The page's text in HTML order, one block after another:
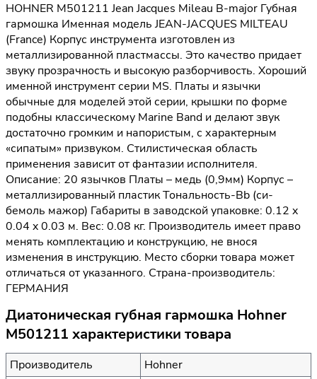
HOHNER M501211 Jean Jacques Mileau B-major Губная
гармошка Именная модель JEAN-JACQUES MILTEAU
(France) Корпус инструмента изготовлен из
металлизированной пластмассы. Это качество придает
звуку прозрачность и высокую разборчивость. Хороший
именной инструмент серии MS. Платы и язычки
обычные для моделей этой серии, крышки по форме
подобны классическому Marine Band и делают звук
достаточно громким и напористым, с характерным
«сипатым» призвуком. Стилистическая область
применения зависит от фантазии исполнителя.
Описание: 20 язычков Платы – медь (0,9мм) Корпус –
металлизированный пластик Тональность-Bb (си-
бемоль мажор) Габариты в заводской упаковке: 0.12 x
0.04 x 0.03 м. Вес: 0.08 кг. Производитель имеет право
менять комплектацию и конструкцию, не внося
изменения в инструкцию. Место сборки товара может
отличаться от указанного. Страна-производитель:
ГЕРМАНИЯ
Диатоническая губная гармошка Hohner
M501211 характеристики товара
Производитель
Hohner